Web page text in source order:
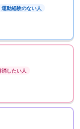
運動経験のない人
したい人